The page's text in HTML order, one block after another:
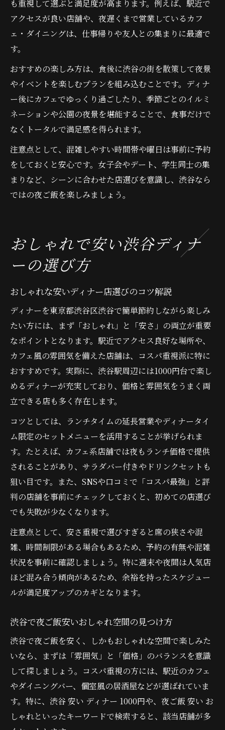
も重視して選ぶと満足度が高まります。例えば、駅近で
アクセスが良い店舗や、夜遅くまで営業しているカフ
ェ・ダイニングは、仕事帰りや友人との集まりに最適で
す。
おすすめの楽しみ方は、食後に渋谷の街を散策して夜景
やイベントを楽しむプランを組み込むことです。ディナ
ー後にカフェでゆっくり過ごしたり、季節ごとのイルミ
ネーションや公園の夜景を堪能することで、食事だけで
なくトータルで満足感を得られます。
注意点として、混雑しやすい時間帯や曜日は事前に予約
をしておくと安心です。女子会やデート、学生同士の集
まりなど、シーンに合わせた店選びを意識し、渋谷なら
ではの夜ご飯を楽しみましょう。
おしゃれで安い渋谷ディナ
ーの選び方
おしゃれな安いディナー店選びのコツ解説
ディナーを東京都渋谷区渋谷で簡単節約しながら楽しみ
たい方には、まず「おしゃれ」と「安さ」の両立が重要
なポイントとなります。駅近でアクセス良好な場所や、
カフェ風の雰囲気を備えた店舗は、コスパ重視派に特に
おすすめです。実際に、渋谷駅周辺には1000円台で楽し
めるディナーが充実しており、価格と雰囲気をうまく両
立できる店も多く存在します。
コツとしては、ランチタイムの延長営業やディナータイ
ム限定のセットメニューを活用することが挙げられま
す。たとえば、カフェ系店舗では夜もランチ価格で提供
されることがあり、サラダバー付きやドリンクセットも
狙い目です。また、SNSや口コミで「コスパ最強」と評
判の店舗を事前にチェックしておくと、初めての店選び
でも失敗が少なくなります。
注意点として、安さ重視で選びすぎると席の狭さや混
雑、時間制限がある場合もあるため、予約の有無や混雑
状況を事前に確認しましょう。特に週末や夜間は人気店
ほど混み合う傾向があるため、余裕を持ったスケジュー
ルが満足度アップのカギとなります。
渋谷で夜ご飯安いおしゃれ空間の見つけ方
渋谷で夜ご飯を安く、しかもおしゃれな空間で楽しみた
いなら、まずは「雰囲気」と「価格」のバランスを意識
して探しましょう。コスパ重視の方には、駅近のカフェ
やダイニングバー、個室風の居酒屋などが選ばれていま
す。特に、渋谷 安い ディナー 1000円や、夜ご飯 安い お
しゃれといったキーワードで検索すると、該当店舗が多